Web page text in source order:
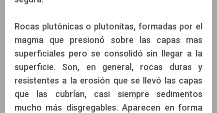
Rocas plutónicas o plutonitas, formadas por el
magma que presionó sobre las capas mas
superficiales pero se consolidó sin llegar a la
superficie. Son, en general, rocas duras y
resistentes a la erosión que se llevó las capas
que las cubrían, casi siempre sedimentos
mucho más disgregables. Aparecen en forma